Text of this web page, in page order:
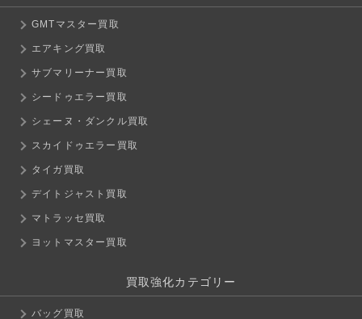
GMTマスター買取
エアキング買取
サブマリーナー買取
シードゥエラー買取
シェーヌ・ダンクル買取
スカイドゥエラー買取
タイガ買取
デイトジャスト買取
マトラッセ買取
ヨットマスター買取
買取強化カテゴリー
バッグ買取